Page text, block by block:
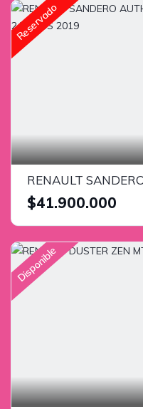
Reservado
$41.900.000
Disponible